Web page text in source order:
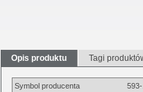
Opis produktu Tagi
Symbol producenta